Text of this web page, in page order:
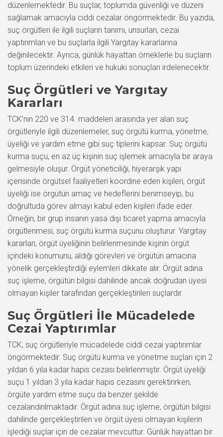
düzenlemektedir. Bu suçlar, toplumda güvenliği ve düzeni
sağlamak amacıyla ciddi cezalar öngörmektedir. Bu yazıda,
suç örgütleri ile ilgili suçların tanımı, unsurları, cezai
yaptırımları ve bu suçlarla ilgili Yargıtay kararlarına
değinilecektir. Ayrıca, günlük hayattan örneklerle bu suçların
toplum üzerindeki etkileri ve hukuki sonuçları irdelenecektir.
Suç Örgütleri ve Yargıtay
Kararları
TCK’nın 220 ve 314. maddeleri arasında yer alan suç
örgütleriyle ilgili düzenlemeler, suç örgütü kurma, yönetme,
üyeliği ve yardım etme gibi suç tiplerini kapsar. Suç örgütü
kurma suçu, en az üç kişinin suç işlemek amacıyla bir araya
gelmesiyle oluşur. Örgüt yöneticiliği, hiyerarşik yapı
içerisinde örgütsel faaliyetleri koordine eden kişileri, örgüt
üyeliği ise örgütün amaç ve hedeflerini benimseyip, bu
doğrultuda görev almayı kabul eden kişileri ifade eder.
Örneğin, bir grup insanın yasa dışı ticaret yapma amacıyla
örgütlenmesi, suç örgütü kurma suçunu oluşturur. Yargıtay
kararları, örgüt üyeliğinin belirlenmesinde kişinin örgüt
içindeki konumunu, aldığı görevleri ve örgütün amacına
yönelik gerçekleştirdiği eylemleri dikkate alır. Örgüt adına
suç işleme, örgütün bilgisi dahilinde ancak doğrudan üyesi
olmayan kişiler tarafından gerçekleştirilen suçlardır.
Suç Örgütleri İle Mücadelede
Cezai Yaptırımlar
TCK, suç örgütleriyle mücadelede ciddi cezai yaptırımlar
öngörmektedir. Suç örgütü kurma ve yönetme suçları için 2
yıldan 6 yıla kadar hapis cezası belirlenmiştir. Örgüt üyeliği
suçu 1 yıldan 3 yıla kadar hapis cezasını gerektirirken,
örgüte yardım etme suçu da benzer şekilde
cezalandırılmaktadır. Örgüt adına suç işleme, örgütün bilgisi
dahilinde gerçekleştirilen ve örgüt üyesi olmayan kişilerin
işlediği suçlar için de cezalar mevcuttur. Günlük hayattan bir